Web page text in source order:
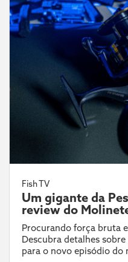
Fish TV
Um gigante da
review do
Procurando força bruta
Descubra detalhes
para o novo episódio do